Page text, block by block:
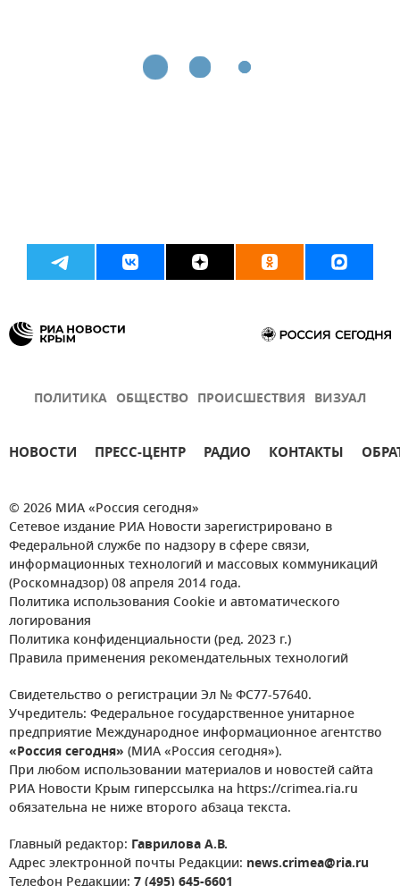
ПОЛИТИКА ОБЩЕСТВО ПРОИСШЕСТВИЯ ВИЗУАЛ
НОВОСТИ ПРЕСС-ЦЕНТР РАДИО КОНТАКТЫ
© 2026 МИА «Россия сегодня»
Сетевое издание РИА Новости зарегистрировано в
Федеральной службе по надзору в сфере связи,
информационных технологий и массовых коммуникаций
(Роскомнадзор) 08 апреля 2014 года.
Политика использования Cookie и автоматического
логирования
Политика конфиденциальности (ред. 2023 г.)
Правила применения рекомендательных технологий
Свидетельство о регистрации Эл № ФС77-57640.
Учредитель: Федеральное государственное унитарное
предприятие Международное информационное агентство
«Россия сегодня» (МИА «Россия сегодня»).
При любом использовании материалов и новостей сайта
РИА Новости Крым гиперссылка на https://crimea.ria.ru
обязательна не ниже второго абзаца текста.
Главный редактор: Гаврилова А.В.
Адрес электронной почты Редакции: news.crimea@ria.ru